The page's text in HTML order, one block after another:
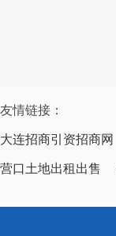
友情链接：
大连招商引资招商网
营口土地出租出售